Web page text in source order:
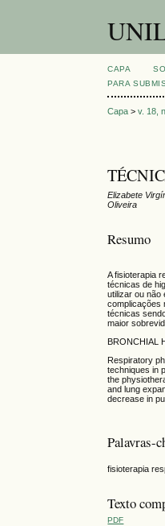
CAPA
PARA
Capa >v. 18,
Elizabete
Oliveira
Resumo
A fisioterapia
técnicas de
utilizar ou não
complicações
técnicas
maior
BRONCHIAL
Respiratory
techniques in
the
and lung
decrease in
Palavras-
fisioterapia
Texto
PDF